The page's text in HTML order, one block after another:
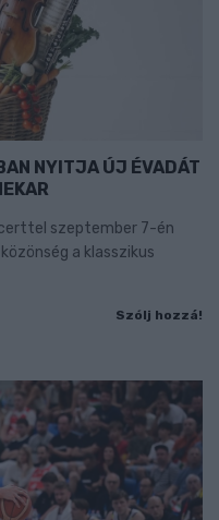
NYITJA ÚJ ÉVADÁT
szeptember 7-én
a klasszikus
Szólj hozzá!